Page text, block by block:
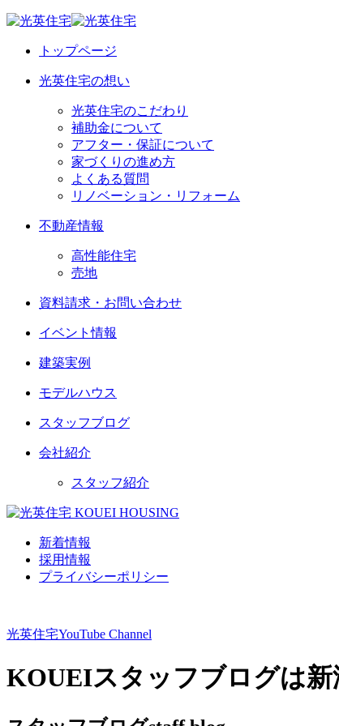
トップページ
光英住宅の想い
光英住宅のこだわり
補助金について
アフター・保証について
家づくりの進め方
よくある質問
リノベーション・リフォーム
不動産情報
高性能住宅
売地
資料請求・お問い合わせ
イベント情報
建築実例
モデルハウス
スタッフブログ
会社紹介
スタッフ紹介
新着情報
採用情報
プライバシーポリシー
光英住宅YouTube Channel
KOUEIスタッフブログは